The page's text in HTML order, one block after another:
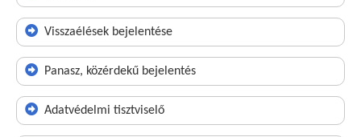
Visszaélések bejelentése
Panasz, közérdekű bejelentés
Adatvédelmi tisztviselő